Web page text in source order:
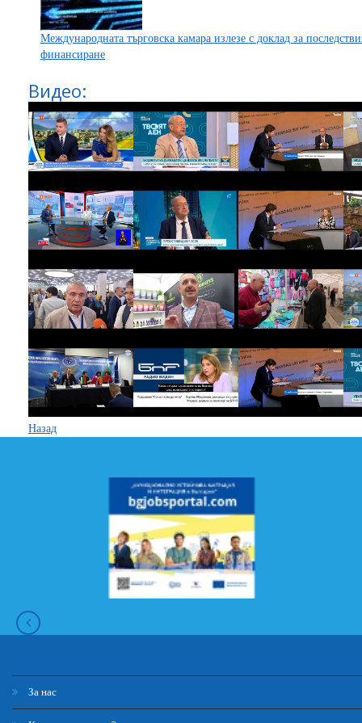
Международната търговска камара излезе с доклад за
финансиране
Видео:
Назад
За нас